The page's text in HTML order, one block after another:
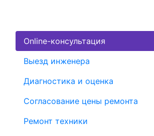
Online-консультация
Выезд инженера
Диагностика и оценка
Согласование цены ремонта
Ремонт техники